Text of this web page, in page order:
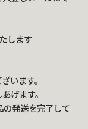
します
います。
げます。
発送を完了して